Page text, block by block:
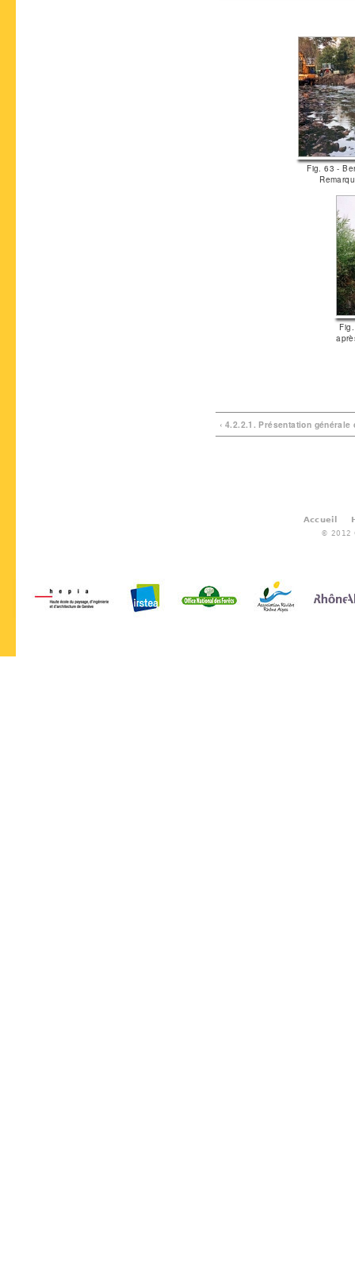
Fig. 63 -
‹ 4.2.2.1. Présentation générale
Accueil
© 2012